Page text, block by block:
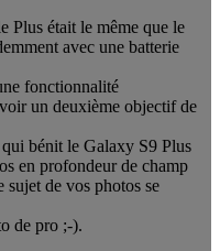
Plus était le même que le
avec une batterie
fonctionnalité
un deuxième objectif de
bénit le Galaxy S9 Plus
en profondeur de champ
de vos photos se
de pro ;-).